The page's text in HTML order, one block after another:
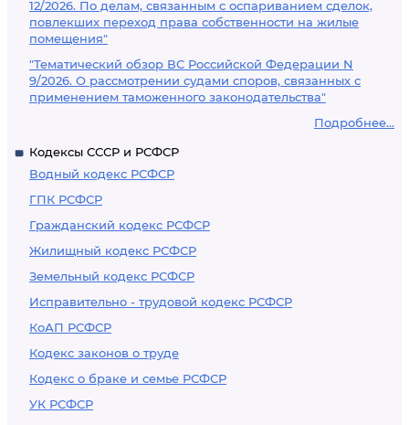
12/2026. По делам, связанным с оспариванием сделок,
повлекших переход права собственности на жилые
помещения"
"Тематический обзор ВС Российской Федерации N
9/2026. О рассмотрении судами споров, связанных с
применением таможенного законодательства"
Подробнее...
Кодексы СССР и РСФСР
Водный кодекс РСФСР
ГПК РСФСР
Гражданский кодекс РСФСР
Жилищный кодекс РСФСР
Земельный кодекс РСФСР
Исправительно - трудовой кодекс РСФСР
КоАП РСФСР
Кодекс законов о труде
Кодекс о браке и семье РСФСР
УК РСФСР